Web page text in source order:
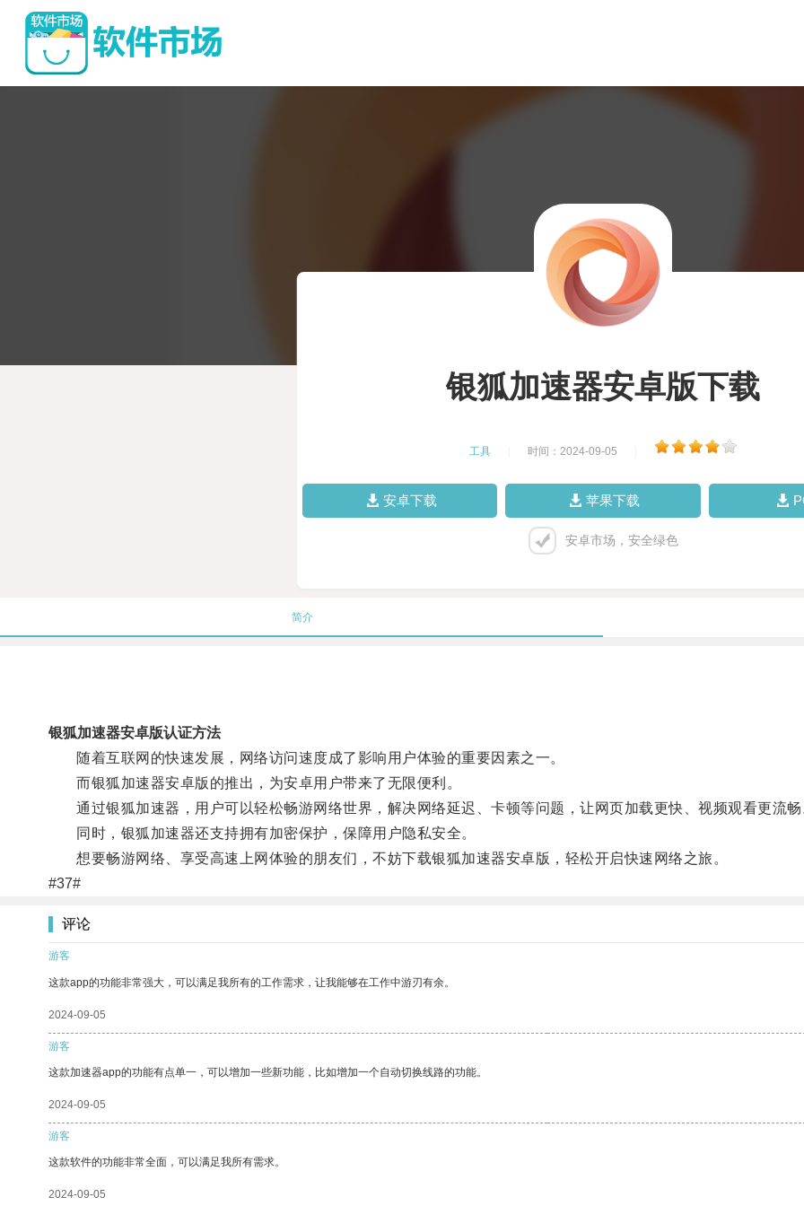
银狐加速器安卓版下载
工具 时间：2024-09-05
安卓下载 苹果下载
安卓市场，安全绿色
简介
银狐加速器安卓版认证方法
随着互联网的快速发展，网络访问速度成了影响用户体验的重要因素之一。
而银狐加速器安卓版的推出，为安卓用户带来了无限便利。
通过银狐加速器，用户可以轻松畅游网络世界，解决网络延迟、卡顿等问题，让网页加载更快、视频观看更流畅
同时，银狐加速器还支持拥有加密保护，保障用户隐私安全。
想要畅游网络、享受高速上网体验的朋友们，不妨下载银狐加速器安卓版，轻松开启快速网络之旅。
#37#
评论
游客
这款app的功能非常强大，可以满足我所有的工作需求，让我能够在工作中游刃有余。
2024-09-05
游客
这款加速器app的功能有点单一，可以增加一些新功能，比如增加一个自动切换线路的功能。
2024-09-05
游客
这款软件的功能非常全面，可以满足我所有需求。
2024-09-05